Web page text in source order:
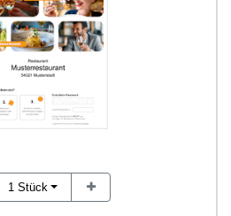
1 Stück